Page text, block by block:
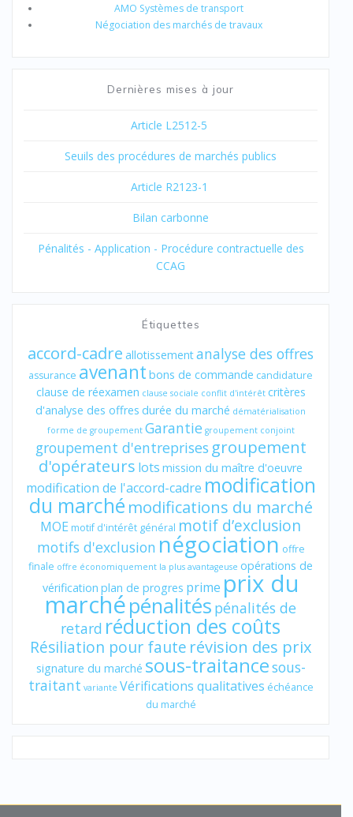
AMO Systèmes de transport
Négociation des marchés de travaux
Dernières mises à jour
Article L2512-5
Seuils des procédures de marchés publics
Article R2123-1
Bilan carbonne
Pénalités - Application - Procédure contractuelle des
CCAG
Étiquettes
accord-cadre allotissementanalyse des offres
assurance avenant bons de commande candidature
clause de réexamen clause sociale conflit d'intérêt critères
d'analyse des offres durée du marché dématérialisation
forme de groupement Garantie groupement conjoint
groupement d'entreprises groupement
d'opérateurs lots mission du maître d'oeuvre
modification de l'accord-cadre modification
du marché modifications du marché
MOE motif d'intérêt général motif d’exclusion
motifs d'exclusion négociation offre
finale offre économiquement la plus avantageuse opérations de
vérification plan de progres prime prix du
marchépénalités pénalités de
retard réduction des coûts
Résiliation pour faute révision des prix
signature du marché sous-traitancesous-
traitant variante Vérifications qualitatives échéance
du marché